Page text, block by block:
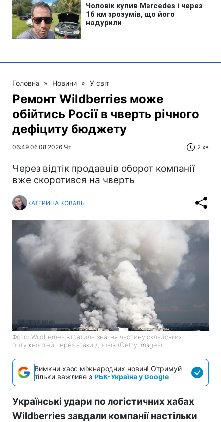
Головна » Новини » У світі
Ремонт Wildberries може
обійтись Росії в чверть річного
дефіциту бюджету
06:49 06.08.2026 Чт 2 хв
Через відтік продавців оборот компанії
вже скоротився на чверть
КАТЕРИНА КОВАЛЬ
Фото: Wildberries втратила значну частину складських
потужностей через атаки дронів (Getty Images)
Вимкни хаос міжнародних новин! Отримуй
тільки важливе з РБК-Україна у Google
Українські удари по логістичних хабах
Wildberries завдали компанії настільки